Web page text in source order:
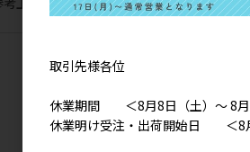
取引先様各位
休業期間 ＜8月8日（土）～ 8月
休業明け受注・出荷開始日 ＜8